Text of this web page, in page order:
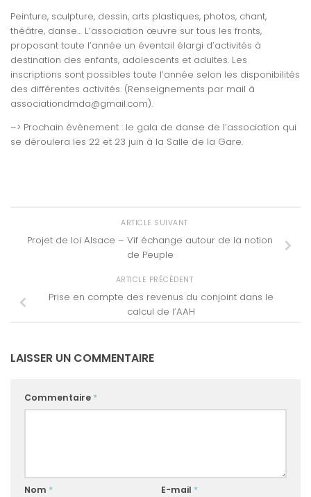
Peinture, sculpture, dessin, arts plastiques, photos, chant,
théâtre, danse… L’association œuvre sur tous les fronts,
proposant toute l’année un éventail élargi d’activités à
destination des enfants, adolescents et adultes. Les
inscriptions sont possibles toute l’année selon les disponibilités
des différentes activités. (Renseignements par mail à
associationdmda@gmail.com).
–> Prochain événement : le gala de danse de l’association qui
se déroulera les 22 et 23 juin à la Salle de la Gare.
ARTICLE SUIVANT
Projet de loi Alsace – Vif échange autour de la notion
de Peuple
ARTICLE PRÉCÉDENT
Prise en compte des revenus du conjoint dans le
calcul de l’AAH
LAISSER UN COMMENTAIRE
Commentaire *
Nom * E-mail *